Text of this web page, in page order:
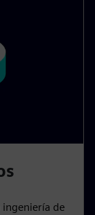
ingeniería de